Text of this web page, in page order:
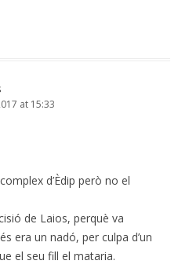
at 15:33
d’Èdip però no el
de Laios, perquè va
era un nadó, per culpa d’un
el seu fill el mataria.